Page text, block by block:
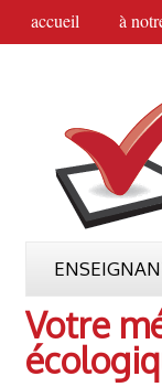
accueil à
Votre